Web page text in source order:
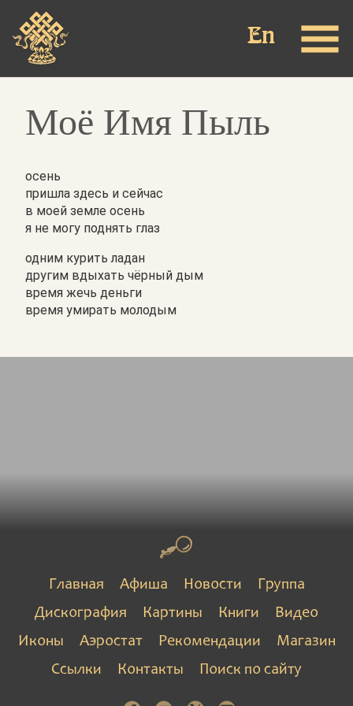
основному
содержанию
Моё Имя Пыль
осень
пришла здесь и сейчас
в моей земле осень
я не могу поднять глаз
одним курить ладан
другим вдыхать чёрный дым
время жечь деньги
время умирать молодым
Главная Афиша Новости
Группа
Дискография
Картины Книги
Видео
Иконы
Аэростат Рекомендации
Магазин
Ссылки
Контакты Поиск по сайту